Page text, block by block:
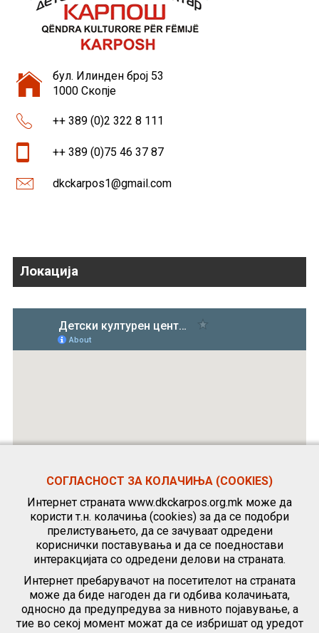
бул. Илинден број 53
1000 Скопје
++ 389 (0)2 322 8 111
++ 389 (0)75 46 37 87
dkckarpos1@gmail.com
Локација
СОГЛАСНОСТ ЗА КОЛАЧИЊА (COOKIES)
Интернет страната www.dkckarpos.org.mk може да
користи т.н. колачиња (cookies) за да се подобри
прелистувањето, да се зачуваат одредени
кориснички поставувања и да се поедностави
интеракцијата со одредени делови на страната.
Интернет пребарувачот на посетителот на страната
може да биде нагоден да ги одбива колачињата,
односно да предупредува за нивното појавување, а
тие во секој момент можат да се избришат од уредот